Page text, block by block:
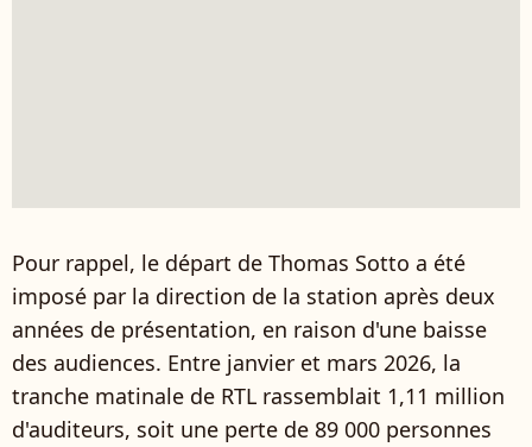
Pour rappel, le départ de Thomas Sotto a été
imposé par la direction de la station après deux
années de présentation, en raison d'une baisse
des audiences. Entre janvier et mars 2026, la
tranche matinale de RTL rassemblait 1,11 million
d'auditeurs, soit une perte de 89 000 personnes